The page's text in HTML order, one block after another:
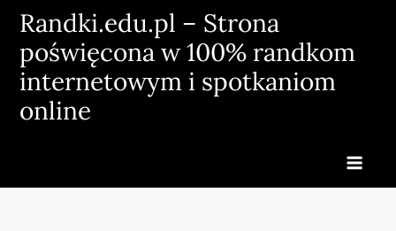
Skip
content
Randki.edu.pl – Strona
poświęcona w 100% randkom
internetowym i spotkaniom
online